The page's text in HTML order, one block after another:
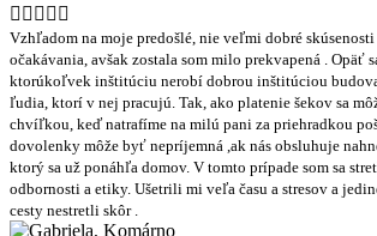
    
Vzhľadom na moje predošlé, nie veľmi dobré
očakávania, avšak zostala som milo prekvapená . Opäť
ktorúkoľvek inštitúciu nerobí dobrou inštitúciou
ľudia, ktorí v nej pracujú. Tak, ako platenie šekov sa
chvíľkou, keď natrafíme na milú pani za priehradkou
dovolenky môže byť nepríjemná ,ak nás obsluhuje
ktorý sa už ponáhľa domov. V tomto prípade som sa
odbornosti a etiky. Ušetrili mi veľa času a stresov a
cesty nestretli skôr .